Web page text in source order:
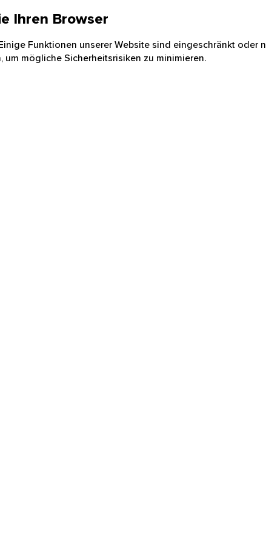
Ihren Browser
Funktionen unserer Website sind eingeschränkt oder
um mögliche Sicherheitsrisiken zu minimieren.